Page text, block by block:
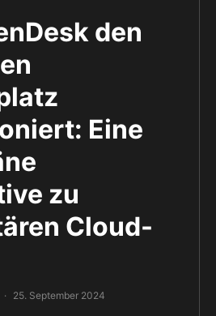
den
Eine
zu
Cloud-
25. September 2024